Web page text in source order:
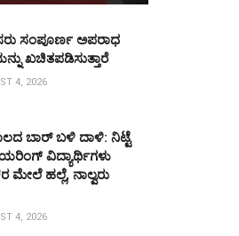
ಸಂಪೂರ್ಣ ಅಪರಾಧ
ಖಚಿತಪಡಿಸುತ್ತಾರೆ
4, 2026
ಬಾರ್ ಬಳಿ ದಾಳಿ: ನಿಟ್ಟೆ
ವಿದ್ಯಾರ್ಥಿಗಳು
ಮೇಲೆ ಹಲ್ಲೆ, ನಾಲ್ವರು
4, 2026